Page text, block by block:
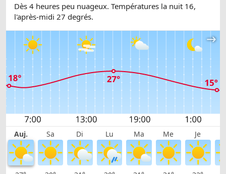
Dès 4 heures peu nuageux. Températures la nuit 16,
l'après-midi 27 degrés.
Auj. Sa Di Lu Ma Me Je